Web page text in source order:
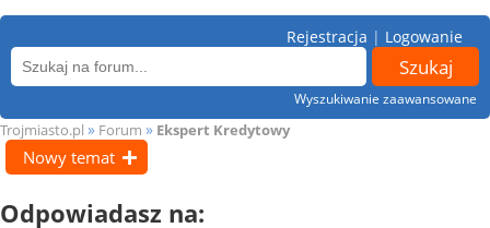
Wyszukiwanie zaawansowane
Rejestracja | Logowanie
Trojmiasto.pl » Forum » Ekspert Kredytowy
Nowy temat
Odpowiadasz na: